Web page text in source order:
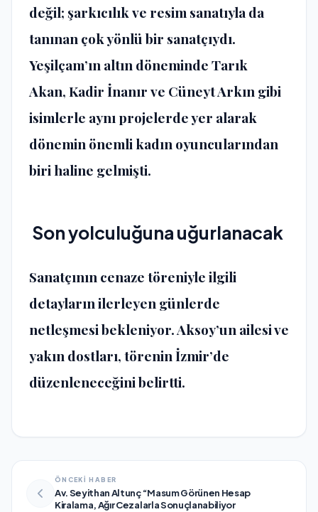
değil;şarkıcılıkve resim sanatıylada
tanınan çok yönlü bir sanatçıydı.
Yeşilçam’ın altın dönemindeTarık
Akan,Kadir İnanırve Cüneyt Arkıngibi
isimlerle aynı projelerde yer alarak
dönemin önemli kadın oyuncularından
biri haline gelmişti.
Son yolculuğuna uğurlanacak
Sanatçının cenaze töreniyle ilgili
detayların ilerleyen günlerde
netleşmesi bekleniyor. Aksoy’un ailesi ve
yakın dostları, törenin İzmir’de
düzenleneceğini belirtti.
ÖNCEKİ HABER
Av. Seyithan Altunç “Masum Görünen Hesap
Kiralama, Ağır Cezalarla Sonuçlanabiliyor